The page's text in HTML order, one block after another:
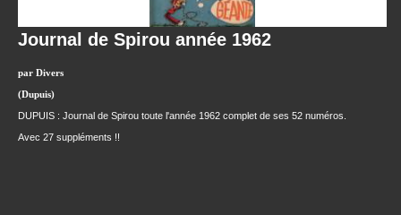
Journal de Spirou année 1962
par Divers
(Dupuis)
DUPUIS : Journal de Spirou toute l'année 1962 complet de ses 52 numéros.
Avec 27 suppléments !!